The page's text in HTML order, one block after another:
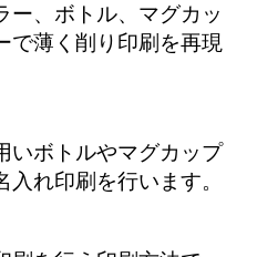
ー、ボトル、マグカッ
で薄く削り印刷を再現
いボトルやマグカップ
れ印刷を行います。